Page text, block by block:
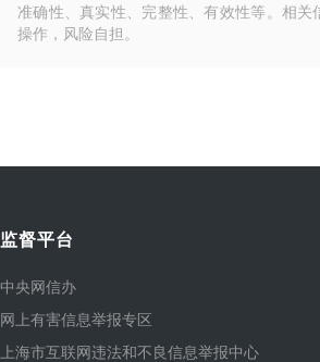
准确性、真实性、完整性、有效性等。相
操作，风险自担。
监督平台
中央网信办
网上有害信息举报专区
上海市互联网违法和不良信息举报中心